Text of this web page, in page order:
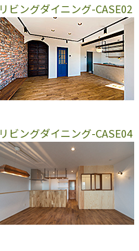
リビングダイニング-CASE02
リビングダイニング-CASE04